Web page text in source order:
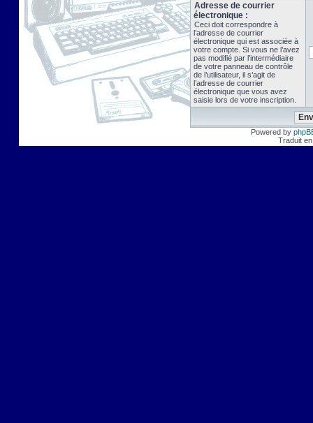
Adresse de courrier
électronique :
Ceci doit correspondre à
l’adresse de courrier
électronique qui est associée à
votre compte. Si vous ne l’avez
pas modifié par l’intermédiaire
de votre panneau de contrôle
de l’utilisateur, il s’agit de
l’adresse de courrier
électronique que vous avez
saisie lors de votre inscription.
Powered by
Traduit